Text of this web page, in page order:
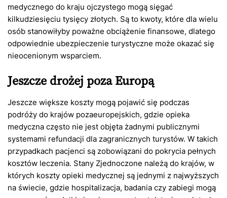
medycznego do kraju ojczystego mogą sięgać
kilkudziesięciu tysięcy złotych. Są to kwoty, które dla wielu
osób stanowiłyby poważne obciążenie finansowe, dlatego
odpowiednie ubezpieczenie turystyczne może okazać się
nieocenionym wsparciem.
Jeszcze drożej poza Europą
Jeszcze większe koszty mogą pojawić się podczas
podróży do krajów pozaeuropejskich, gdzie opieka
medyczna często nie jest objęta żadnymi publicznymi
systemami refundacji dla zagranicznych turystów. W takich
przypadkach pacjenci są zobowiązani do pokrycia pełnych
kosztów leczenia. Stany Zjednoczone należą do krajów, w
których koszty opieki medycznej są jednymi z najwyższych
na świecie, gdzie hospitalizacja, badania czy zabiegi mogą